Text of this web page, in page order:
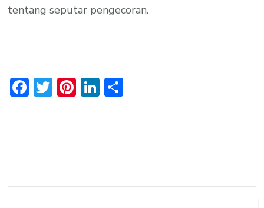
tentang seputar pengecoran.
Facebook
Twitter
Pinterest
LinkedIn